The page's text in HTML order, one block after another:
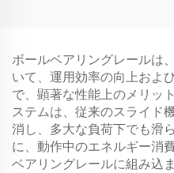
ボールベアリングレールは
いて、運用効率の向上およ
で、顕著な性能上のメリッ
ステムは、従来のスライド
消し、多大な負荷下でも滑
に、動作中のエネルギー消
ベアリングレールに組み込